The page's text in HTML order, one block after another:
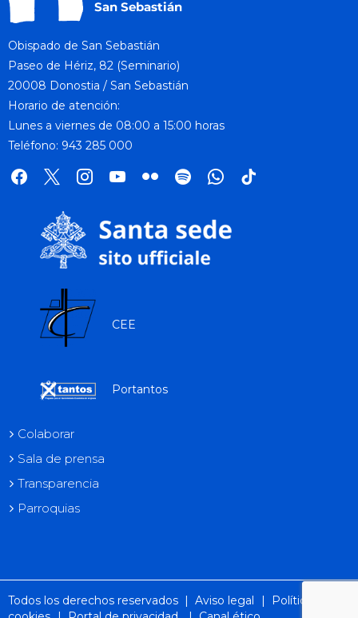
Obispado de San Sebastián
Paseo de Hériz, 82 (Seminario)
20008 Donostia / San Sebastián
Horario de atención:
Lunes a viernes de 08:00 a 15:00 horas
Teléfono: 943 285 000
facebook
x instagramyoutube
flickr spotifywhatsapp
tik
CEE
Portantos
Colaborar
Sala de prensa
Transparencia
Parroquias
Todos los derechos reservados | Aviso legal |
Política de